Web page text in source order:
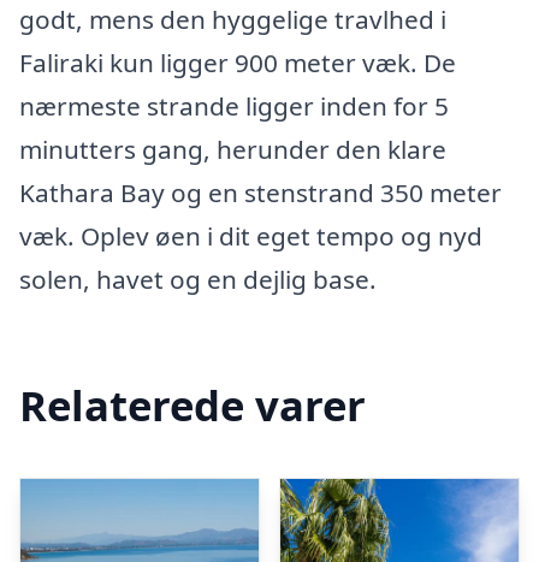
godt, mens den hyggelige travlhed i
Faliraki kun ligger 900 meter væk. De
nærmeste strande ligger inden for 5
minutters gang, herunder den klare
Kathara Bay og en stenstrand 350 meter
væk. Oplev øen i dit eget tempo og nyd
solen, havet og en dejlig base.
Relaterede varer